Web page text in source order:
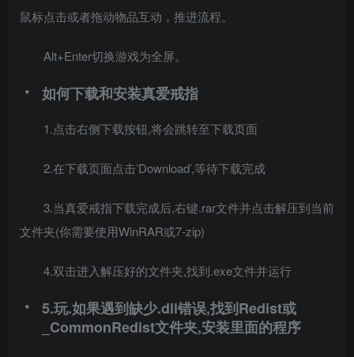
鼠标点击或者拖动物品互动，推进流程。
Alt+Enter切换游戏为全屏。
如何下载和安装真爱戒指
1.点击右侧下载按钮,将会跳转至下载页面
2.在下载页面点击’Download’,等待下载完成
3.当真爱戒指下载完成后,右键.rar文件并点击解压到当前
文件夹(你需要使用WinRAR或7-zip)
4.双击进入解压好的文件夹,找到.exe文件并运行
5.玩.如果遇到缺少.dll错误,找到Redist或
_CommonRedist文件夹,安装里面的程序